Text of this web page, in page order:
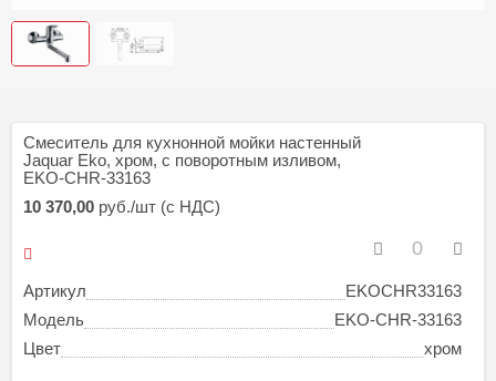
Смеситель для кухнонной мойки настенный
Jaquar Eko, хром, с поворотным изливом,
EKO-CHR-33163
Артикул
EKOCHR33163
Модель
EKO-CHR-33163
Цвет
хром
10 370,00 руб./шт (с НДС)